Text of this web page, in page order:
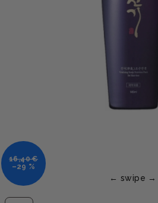
16,40 €
–29 %